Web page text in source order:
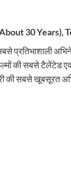
30 Years),
प्रतिभाशाली
की सबसे टैलेंटेड
की सबसे खूबसूरत